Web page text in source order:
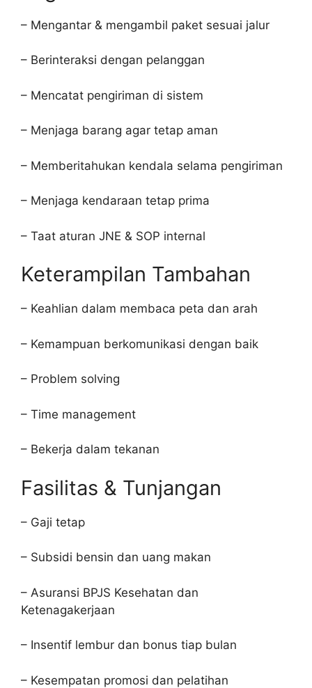
– Mengantar & mengambil paket sesuai jalur
– Berinteraksi dengan pelanggan
– Mencatat pengiriman di sistem
– Menjaga barang agar tetap aman
– Memberitahukan kendala selama pengiriman
– Menjaga kendaraan tetap prima
– Taat aturan JNE & SOP internal
Keterampilan Tambahan
– Keahlian dalam membaca peta dan arah
– Kemampuan berkomunikasi dengan baik
– Problem solving
– Time management
– Bekerja dalam tekanan
Fasilitas & Tunjangan
– Gaji tetap
– Subsidi bensin dan uang makan
– Asuransi BPJS Kesehatan dan
Ketenagakerjaan
– Insentif lembur dan bonus tiap bulan
– Kesempatan promosi dan pelatihan